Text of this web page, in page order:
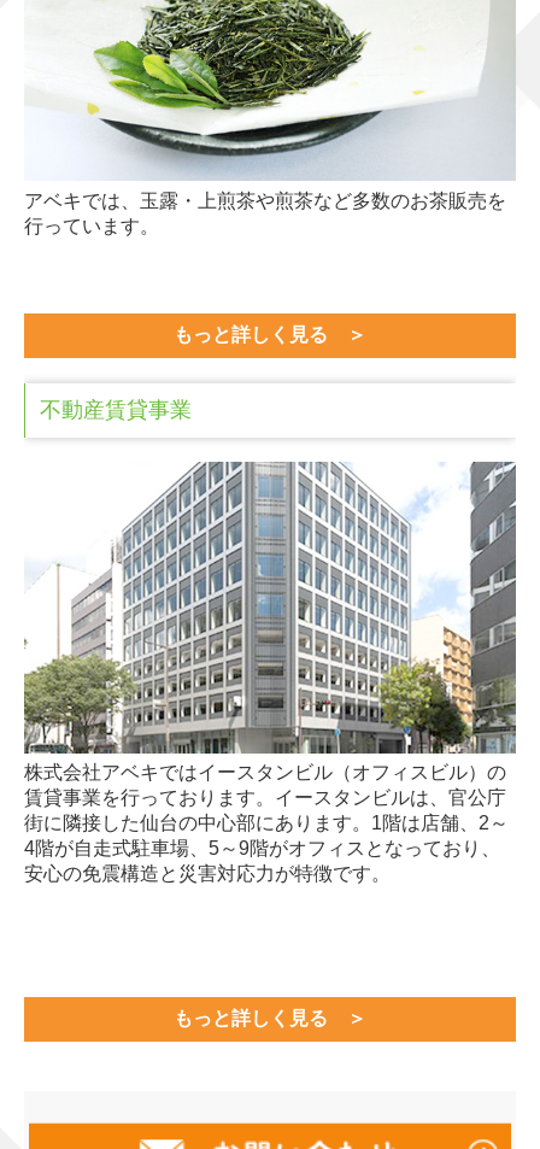
アベキでは、玉露・上煎茶や煎茶など多数のお茶販売を
行っています。
もっと詳しく見る ＞
不動産賃貸事業
株式会社アベキではイースタンビル（オフィスビル）の
賃貸事業を行っております。イースタンビルは、官公庁
街に隣接した仙台の中心部にあります。1階は店舗、2～
4階が自走式駐車場、5～9階がオフィスとなっており、
安心の免震構造と災害対応力が特徴です。
もっと詳しく見る ＞